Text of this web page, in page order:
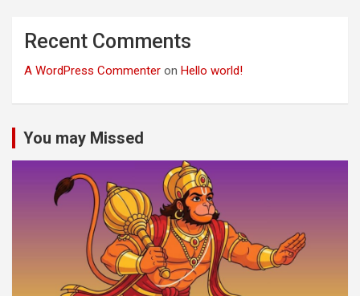
Recent Comments
A WordPress Commenter on Hello world!
You may Missed